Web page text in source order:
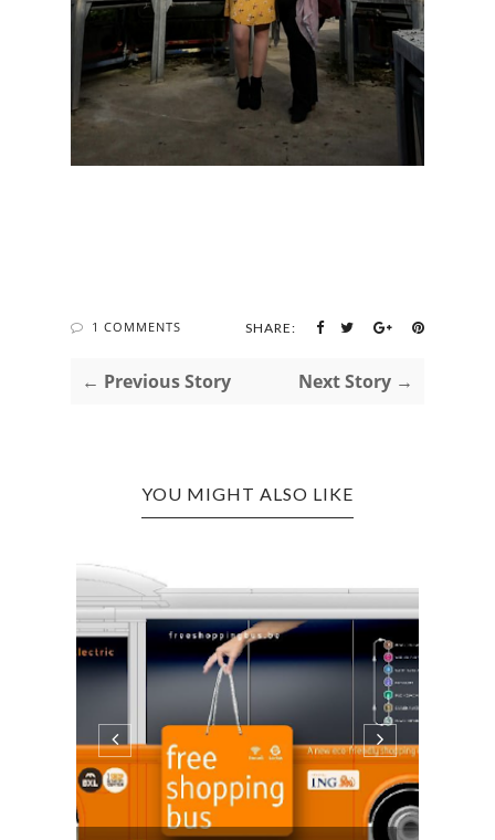
1 COMMENTS SHARE:
← Previous Story Next Story →
YOU MIGHT ALSO LIKE